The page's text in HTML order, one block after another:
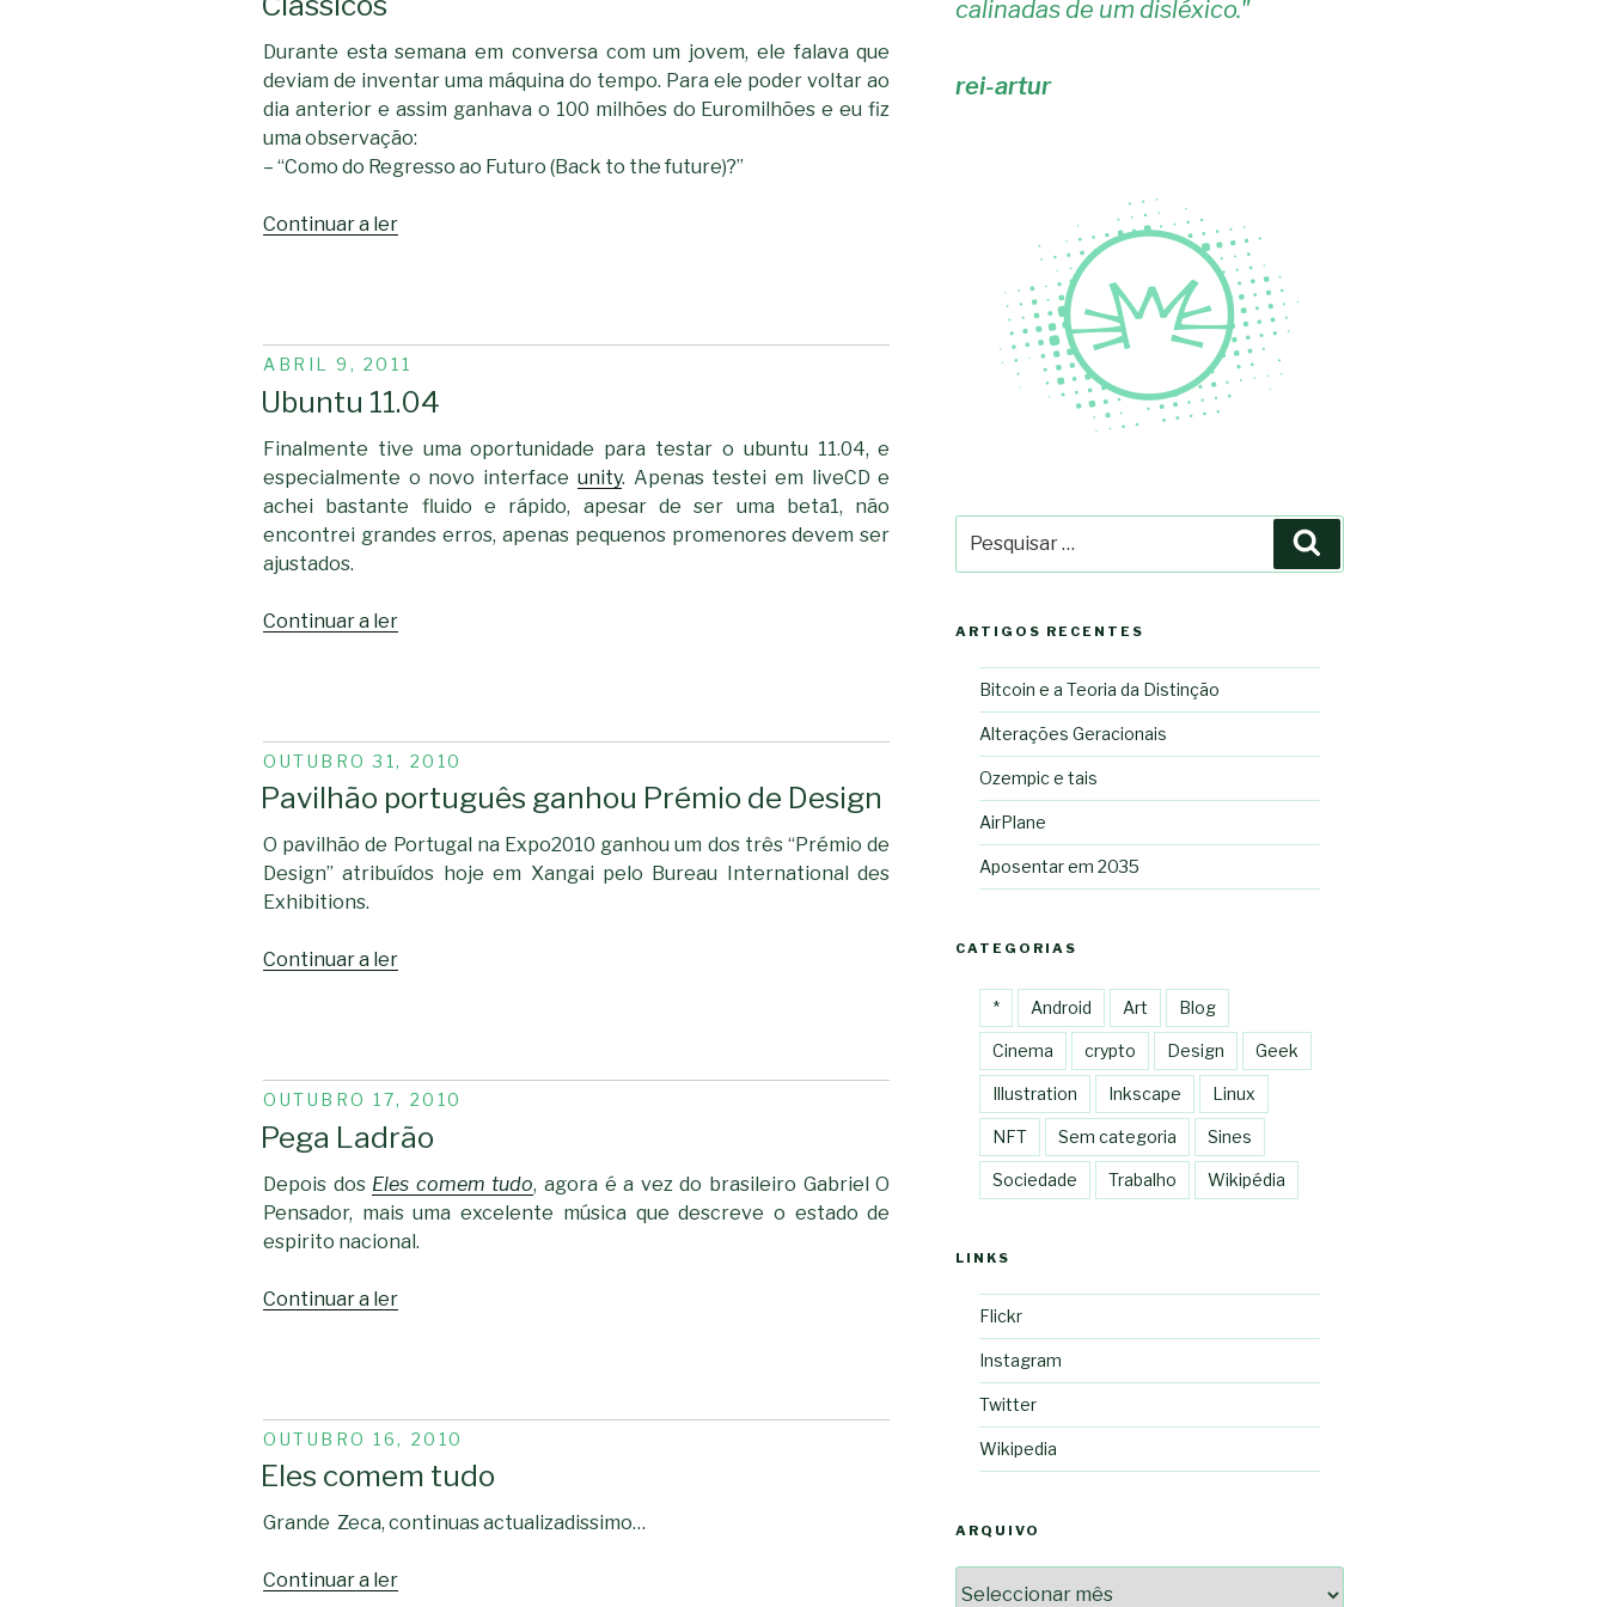
Durante esta semana em conversa com um jovem, ele falava que
deviam de inventar uma máquina do tempo. Para ele poder voltar ao
dia anterior e assim ganhava o 100 milhões do Euromilhões e eu fiz
uma observação:
– “Como do Regresso ao Futuro (Back to the future)?”
Continuar a ler“Clássicos”
PUBLICADO
EM
ABRIL 9, 2011
Ubuntu 11.04
Finalmente tive uma oportunidade para testar o ubuntu 11.04, e
especialmente o novo interface unity. Apenas testei em liveCD e
achei bastante fluido e rápido, apesar de ser uma beta1, não
encontrei grandes erros, apenas pequenos promenores devem ser
ajustados.
Continuar a ler“Ubuntu
PUBLICADO
EM
OUTUBRO 31, 2010
Pavilhão português ganhou Prémio de Design
O pavilhão de Portugal na Expo2010 ganhou um dos três “Prémio de
Design” atribuídos hoje em Xangai pelo Bureau International des
Exhibitions.
Continuar a ler“Pavilhão
Design”
PUBLICADO
EM
OUTUBRO 17, 2010
Pega Ladrão
Depois dos Eles comem tudo, agora é a vez do brasileiro Gabriel O
Pensador, mais uma excelente música que descreve o estado de
espirito nacional.
Continuar a ler“Pega
PUBLICADO
EM
OUTUBRO 16, 2010
Eles comem tudo
Grande Zeca, continuas actualizadissimo…
Continuar a ler“Eles
calinadas de um disléxico."
rei-artur
por:
ARTIGOS RECENTES
Bitcoin e a Teoria da Distinção
Alterações Geracionais
Ozempic e tais
AirPlane
Aposentar em 2035
CATEGORIAS
* Android Art Blog
Cinema crypto Design Geek
Illustration Inkscape Linux
NFT Sem categoria Sines
Sociedade Trabalho Wikipédia
LINKS
Flickr
Instagram
Twitter
Wikipedia
ARQUIVO